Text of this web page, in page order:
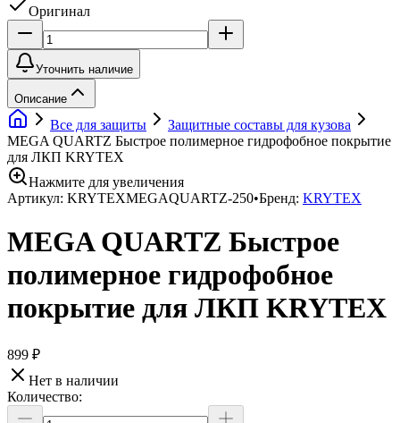
Оригинал
Уточнить наличие
Описание
Все для защиты
Защитные составы для кузова
MEGA QUARTZ Быстрое полимерное гидрофобное покрытие
для ЛКП KRYTEX
Нажмите для увеличения
Артикул: KRYTEXMEGAQUARTZ-250•Бренд: KRYTEX
MEGA QUARTZ Быстрое
полимерное гидрофобное
покрытие для ЛКП KRYTEX
899 ₽
Нет в наличии
Количество: